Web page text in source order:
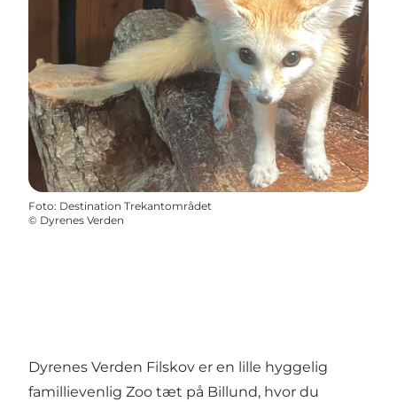
Foto: Destination Trekantområdet
© Dyrenes Verden
Dyrenes Verden Filskov er en lille hyggelig
famillievenlig Zoo tæt på Billund, hvor du